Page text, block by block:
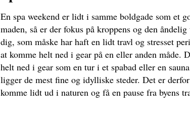
En spa weekend er lidt i samme boldgade som et
maden, så er der fokus på kroppens og den
dig, som måske har haft en lidt travl og stresset
at komme helt ned i gear på en eller anden måde.
helt ned i gear som en tur i et spabad eller en
ligger de mest fine og idylliske steder. Det er
komme lidt ud i naturen og få en pause fra byens